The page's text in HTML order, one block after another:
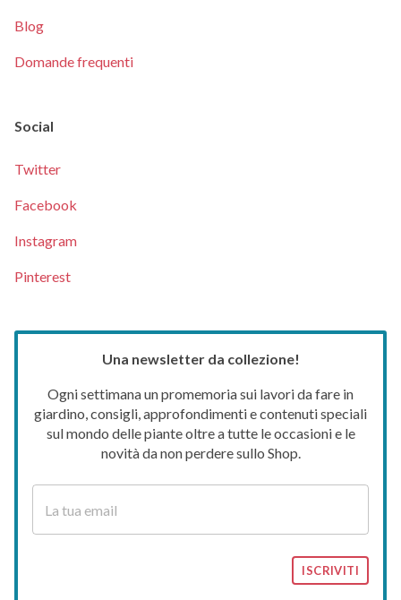
Blog
Domande frequenti
Social
Twitter
Facebook
Instagram
Pinterest
Una newsletter da collezione!
Ogni settimana un promemoria sui lavori da fare in
giardino, consigli, approfondimenti e contenuti speciali
sul mondo delle piante oltre a tutte le occasioni e le
novità da non perdere sullo Shop.
ISCRIVITI